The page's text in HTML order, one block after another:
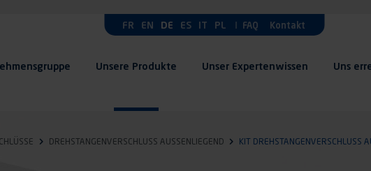
FR EN DE ES IT PL FAQ Kontakt
Unsere Produkte Unser Expertenwissen Uns
DREHSTANGENVERSCHLUSS AUSSENLIEGEND KIT DREHSTANGENVERSCHLUSS